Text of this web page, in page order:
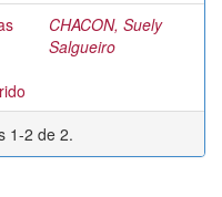
CHACON, Suely
Salgueiro
1-2 de 2.